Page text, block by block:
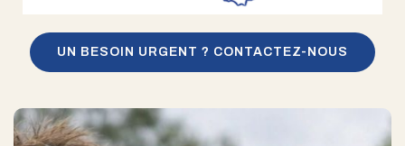
UN BESOIN URGENT ? CONTACTEZ-NOUS